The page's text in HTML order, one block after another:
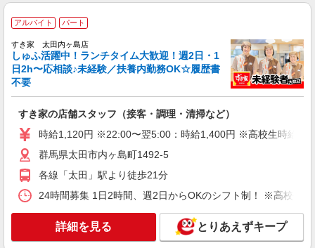
キープ 詳細を見る
アルバイト パート
コンパスグループ・ジャパン株式会社 21692_p
調理員【アルバイト・パート】
時給1,400円以上 試用期間中 時給1,400円以上
(試用期間2ヶ月) 残業が発生した場合、残業代を1
分単位で別途支給します。
ＳＵＢＡＲＵ太田 第3食堂 （群馬県太田市ス
バル町1-1）
キープ 詳細を見る
アルバイト パート
すき家 太田内ヶ島店
しゅふ活躍中！ランチタイム大歓迎！週2日・1
日2h〜応相談♪未経験／扶養内勤務OK☆履歴書
不要
すき家の店舗スタッフ（接客・調理・清掃など）
時給1,120円 ※22:00〜翌5:00：時給1,400円 ※高校生時給
群馬県太田市内ヶ島町1492-5
各線「太田」駅より徒歩21分
24時間募集 1日2時間、週2日からOKのシフト制！ ※高校生
詳細を見る とりあえずキープ